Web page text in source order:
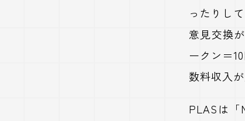
ったりし
意見交換
ークン＝10
数料収入
PLASは「